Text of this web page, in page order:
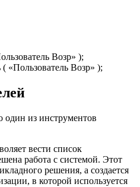
Возр» );
«Пользователь Возр» );
один из инструментов
вести список
работа с системой. Этот
решения, а создается
в которой используется